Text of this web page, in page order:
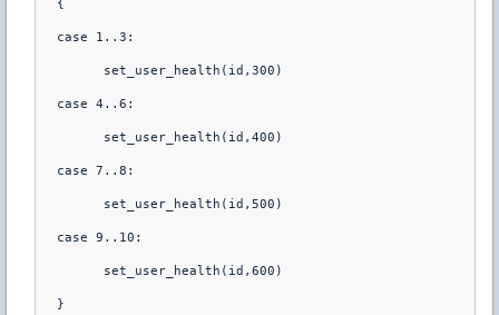
  {
  case 1..3:
	set_user_health(id,300)
  case 4..6:
	set_user_health(id,400)
  case 7..8:
	set_user_health(id,500)
  case 9..10:
	set_user_health(id,600)
  }